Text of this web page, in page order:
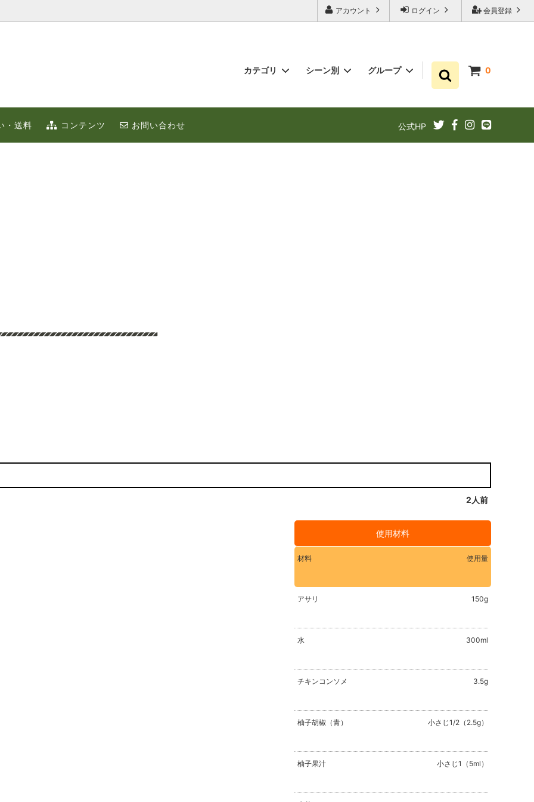
会員登録
ログイン
アカウント
0
カテゴリ シーン別 グループ
・送料 コンテンツ お問い合わせ 公式HP
2人前
使用材料
材料 使用量
アサリ 150g
水 300ml
チキンコンソメ 3.5g
柚子胡椒（青） 小さじ1/2（2.5g）
柚子果汁 小さじ1（5ml）